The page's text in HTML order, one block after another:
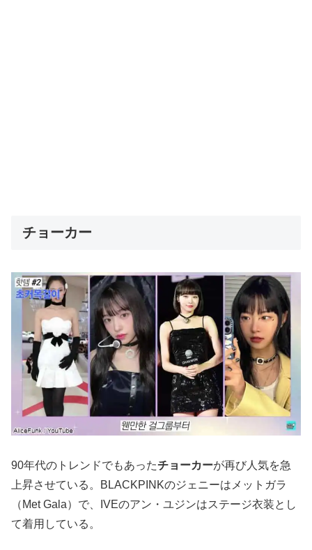
チョーカー
90年代のトレンドでもあったチョーカーが再び人気を急
上昇させている。BLACKPINKのジェニーはメットガラ
（Met Gala）で、IVEのアン・ユジンはステージ衣装とし
て着用している。